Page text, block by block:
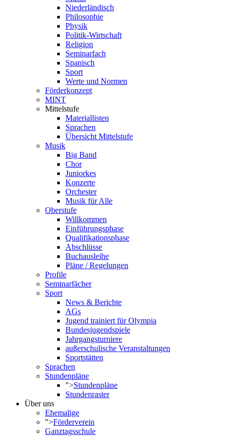
Niederländisch
Philosophie
Physik
Politik-Wirtschaft
Religion
Seminarfach
Spanisch
Sport
Werte und Normen
Förderkonzept
MINT
Mittelstufe
Materiallisten
Sprachen
Übersicht Mittelstufe
Musik
Big Band
Chor
Juniorkes
Konzerte
Orchester
Musik für Alle
Oberstufe
Willkommen
Einführungsphase
Qualifikationsphase
Abschlüsse
Buchausleihe
Pläne / Regelungen
Profile
Seminarfächer
Sport
News & Berichte
AGs
Jugend trainiert für Olympia
Bundesjugendspiele
Jahrgangsturniere
außerschulische Veranstaltungen
Sportstätten
Sprachen
Stundenpläne
">Stundenpläne
Stundenraster
Über uns
Ehemalige
">Förderverein
Ganztagsschule